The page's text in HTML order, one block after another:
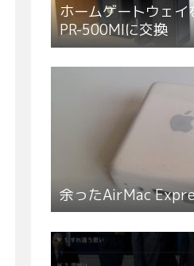
ホームゲートウェ
PR-500MIに交換
余ったAirMac